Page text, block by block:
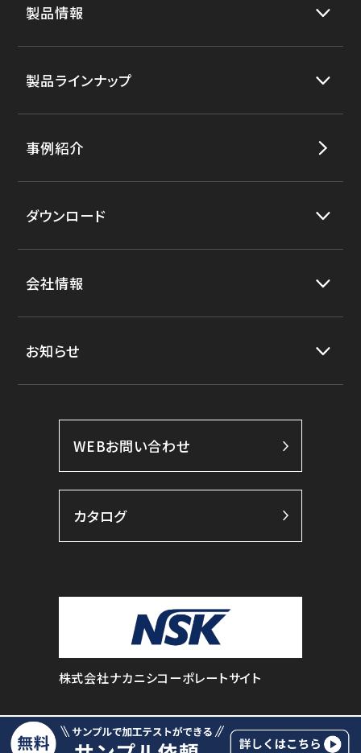
製品情報
製品ラインナップ
事例紹介
ダウンロード
会社情報
お知らせ
WEBお問い合わせ
カタログ
株式会社ナカニシコーポレートサイト
© NAKANISHI INC. All Rights Reserved.